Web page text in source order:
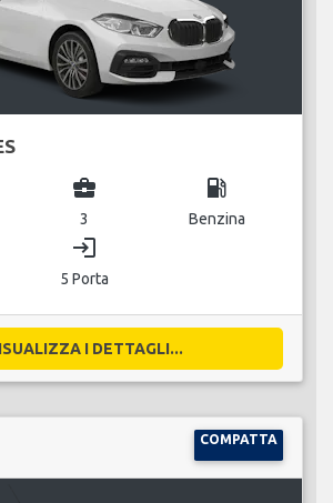
business_center
3
local_gas_station
Benzina
login
5 Porta
I DETTAGLI...
COMPATTA